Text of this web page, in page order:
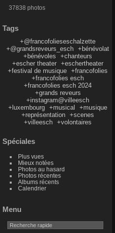
37838 photos
Tags
+@francofolieseschalzette
+@grandsreveurs_esch
+bénévolat
+bénévoles
+chanteurs
+escher theater
+eschertheater
+festival de musique
+francofolies
+francofolies esch
+francofolies esch 2024
+grands reveurs
+instagram@villeesch
+luxembourg
+musical
+musique
+représentation
+scenes
+villeesch
+volontaires
Spéciales
Plus vues
Mieux notées
Photos au hasard
Photos récentes
Albums récents
Calendrier
Menu